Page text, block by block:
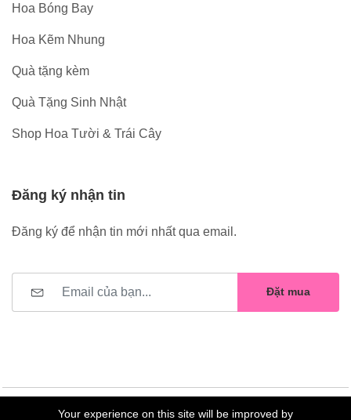
Hoa Bóng Bay
Hoa Kẽm Nhung
Quà tặng kèm
Quà Tặng Sinh Nhật
Shop Hoa Tười & Trái Cây
Đăng ký nhận tin
Đăng ký để nhận tin mới nhất qua email.
Đặt mua
Your experience on this site will be improved by